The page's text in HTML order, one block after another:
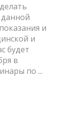
и
и
будет
в
по ...